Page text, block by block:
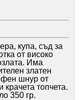
купа, съд за
от високо
Има
златен
шнур от
топчета.
350 гр.